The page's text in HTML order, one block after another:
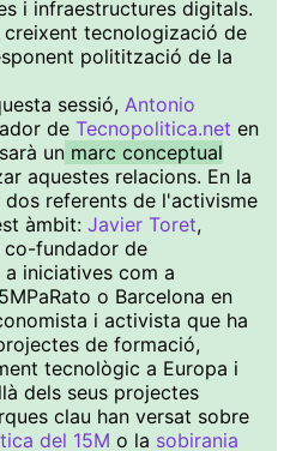
i infraestructures digitals.
creixent tecnologizació de
politització de la
sessió, Antonio
de Tecnopolitica.net en
un marc conceptual
aquestes relacions. En la
referents de l'activisme
àmbit: Javier Toret,
fundador de
iniciatives com a
o Barcelona en
i activista que ha
de formació,
tecnològic a Europa i
dels seus projectes
clau han versat sobre
del 15M o la sobirania